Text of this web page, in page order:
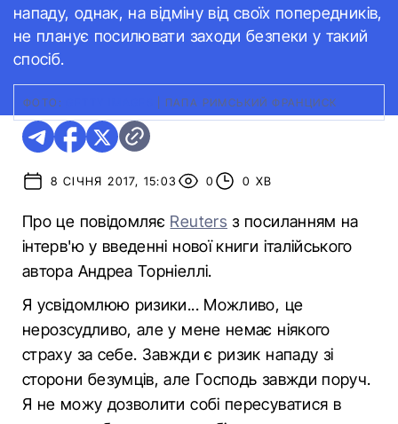
нападу, однак, на відміну від своїх попередників,
не планує посилювати заходи безпеки у такий
спосіб.
ФОТО: ПАПА РИМСЬКИЙ ФРАНЦИСК
8 СІЧНЯ 2017, 15:03 0 0 ХВ
Про це повідомляє Reuters з посиланням на
інтерв'ю у введенні нової книги італійського
автора Андреа Торніеллі.
Я усвідомлюю ризики... Можливо, це
нерозсудливо, але у мене немає ніякого
страху за себе. Завжди є ризик нападу зі
сторони безумців, але Господь завжди поруч.
Я не можу дозволити собі пересуватися в